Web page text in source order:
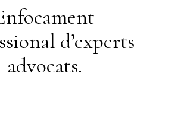
d’experts
advocats.